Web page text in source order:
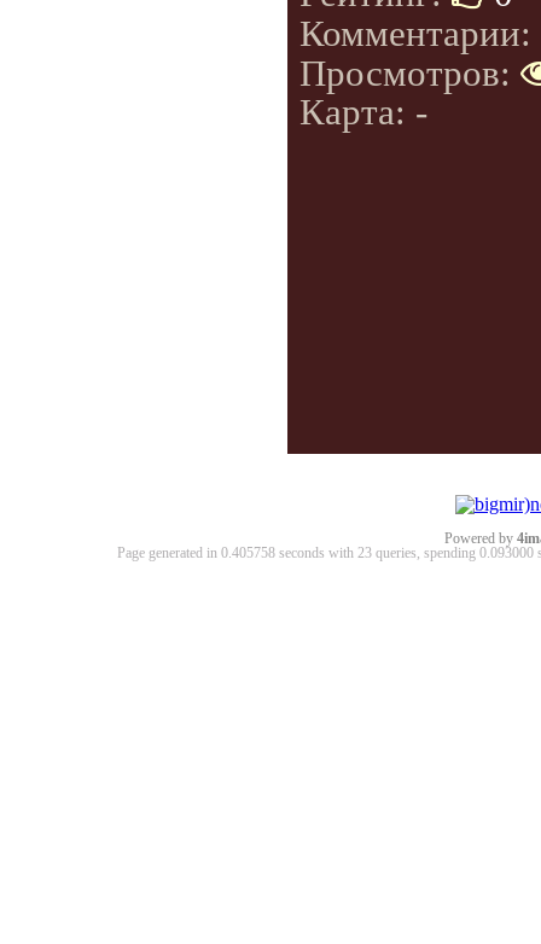
Комментарии:
Просмотров:
Карта: -
Powered by
Page generated in 0.405758 seconds with 23 queries, spending